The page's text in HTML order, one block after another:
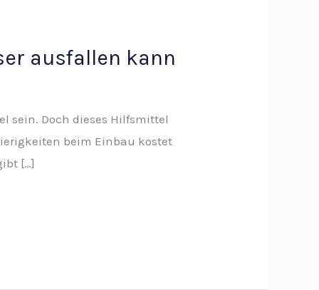
ausfallen kann
sein. Doch dieses Hilfsmittel
beim Einbau kostet
[…]